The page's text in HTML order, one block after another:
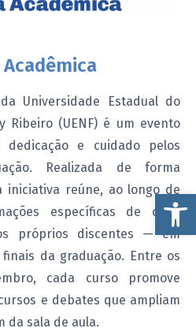
da Universidade Estadual do
Ribeiro (UENF) é um evento
dedicação e cuidado pelos
Realizada de forma
iniciativa reúne, ao longo de
específicas de cada
próprios discentes — em
da graduação. Entre os
cada curso promove
e debates que ampliam
da sala de aula.